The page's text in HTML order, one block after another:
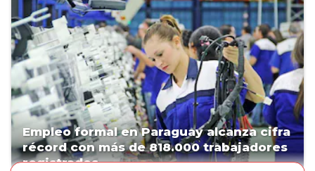
Empleo formal en Paraguay alcanza cifra
récord con más de 818.000 trabajadores
registrados